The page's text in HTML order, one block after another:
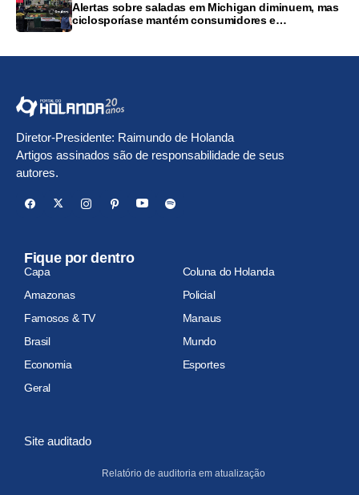
Alertas sobre saladas em Michigan diminuem, mas
ciclosporíase mantém consumidores e
Diretor-Presidente: Raimundo de Holanda
Artigos assinados são de responsabilidade de seus
autores.
Fique por dentro
Capa
Coluna do Holanda
Amazonas
Policial
Famosos & TV
Manaus
Brasil
Mundo
Economia
Esportes
Geral
Site auditado
Relatório de auditoria em atualização